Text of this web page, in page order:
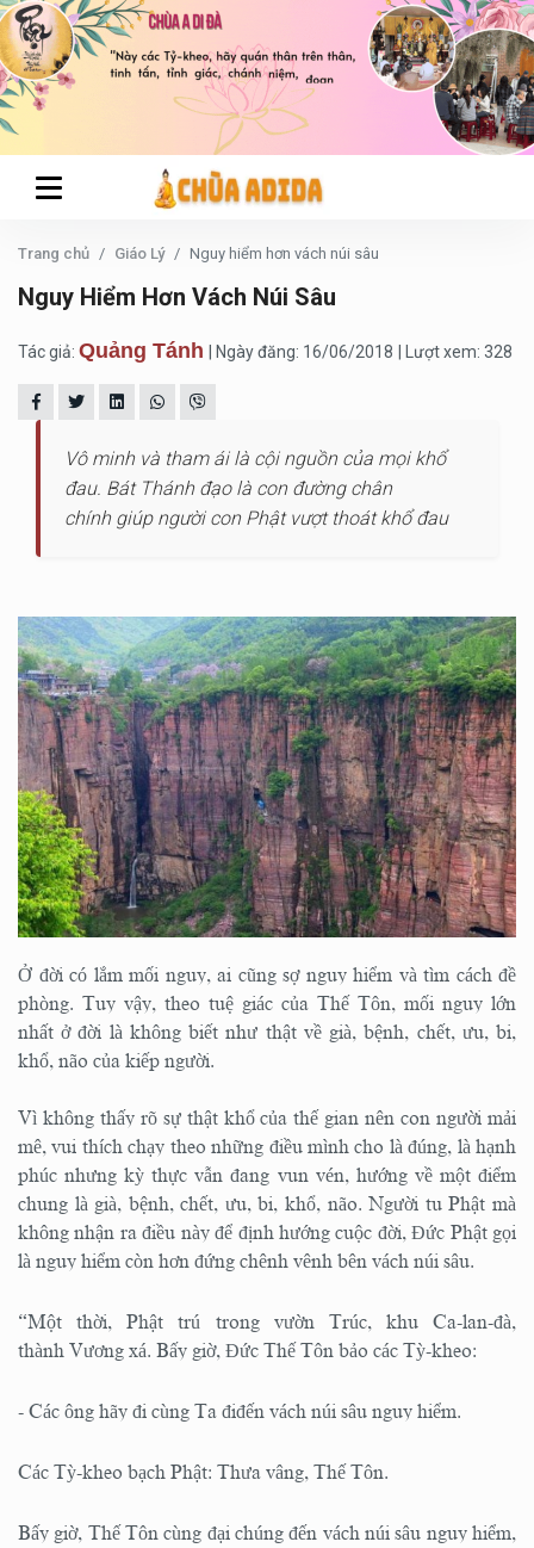
Trang chủ Giáo Lý Nguy hiểm hơn vách núi sâu
Nguy Hiểm Hơn Vách Núi Sâu
Tác giả: Quảng Tánh | Ngày đăng: 16/06/2018 | Lượt xem: 328
Vô minh và tham ái là cội nguồn của mọi khổ
đau. Bát Thánh đạo là con đường chân
chính giúp người con Phật vượt thoát khổ đau
Ở đời có lắm mối nguy, ai cũng sợ nguy hiểm và tìm cách đề
phòng. Tuy vậy, theo tuệ giác của Thế Tôn, mối nguy lớn
nhất ở đời là không biết như thật về già, bệnh, chết, ưu, bi,
khổ, não của kiếp người.
Vì không thấy rõ sự thật khổ của thế gian nên con người mải
mê, vui thích chạy theo những điều mình cho là đúng, là hạnh
phúc nhưng kỳ thực vẫn đang vun vén, hướng về một điểm
chung là già, bệnh, chết, ưu, bi, khổ, não. Người tu Phật mà
không nhận ra điều này để định hướng cuộc đời, Đức Phật gọi
là nguy hiểm còn hơn đứng chênh vênh bên vách núi sâu.
“Một thời, Phật trú trong vườn Trúc, khu Ca-lan-đà,
thành Vương xá. Bấy giờ, Đức Thế Tôn bảo các Tỳ-kheo:
- Các ông hãy đi cùng Ta điđến vách núi sâu nguy hiểm.
Các Tỳ-kheo bạch Phật: Thưa vâng, Thế Tôn.
Bấy giờ, Thế Tôn cùng đại chúng đến vách núi sâu nguy hiểm,